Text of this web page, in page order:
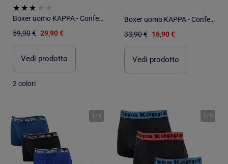
Boxer uomo KAPPA - Confezione da 6
59,90 € 29,90 €
Vedi prodotto
2 colori
Boxer uomo KAPPA - Confezione di 3
33,90 € 16,90 €
Vedi prodotto
1 / 5 1 / 5